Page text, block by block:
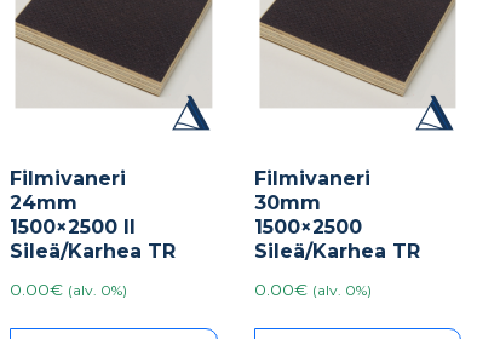
Filmivaneri
24mm
1500×2500 II
Sileä/Karhea TR
0.00€ (alv. 0%)
Filmivaneri
30mm
1500×2500
Sileä/Karhea TR
0.00€ (alv. 0%)